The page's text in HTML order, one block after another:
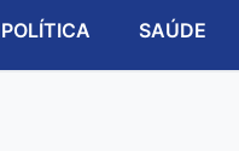
POLÍTICA SAÚDE